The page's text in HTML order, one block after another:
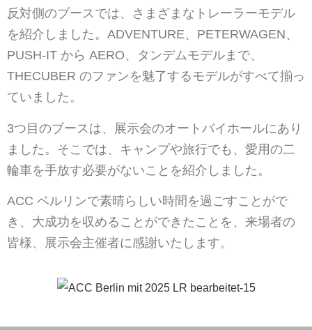
反対側のブースでは、さまざまなトレーラーモデル
を紹介しました。ADVENTURE、PETERWAGEN、
PUSH-IT から AERO、タンデムモデルまで、
THECUBER のファンを魅了するモデルがすべて揃っ
ていました。
3つ目のブースは、展示会のオートバイホールにあり
ました。そこでは、キャンプや旅行でも、愛用の二
輪車を手放す必要がないことを紹介しました。
ACC ベルリンで素晴らしい時間を過ごすことがで
き、大成功を収めることができたことを、来場者の
皆様、展示会主催者に感謝いたします。